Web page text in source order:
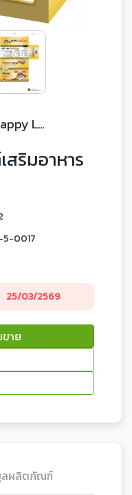
THP Better Health Happy Life
ริมอาหาร
5-0017
25/03/2569
าย
ลผลิตภัณฑ์